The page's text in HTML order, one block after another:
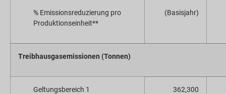
% Emissionsreduzierung pro
Produktionseinheit**
(Basisjahr)
Treibhausgasemissionen (Tonnen)
Geltungsbereich 1 362,300